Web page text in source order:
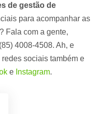
de gestão de
para acompanhar as
Fala com a gente,
4008-4508. Ah, e
sociais também e
e Instagram.